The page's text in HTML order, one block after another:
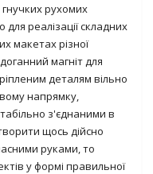
рухомих
для реалізації складних
макетах різної
магніт для
деталям вільно
напрямку,
з'єднаними в
щось дійсно
руками, то
у формі правильної